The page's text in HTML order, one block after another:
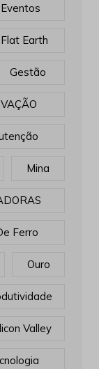
Flat Earth
Gestão
Mina
Ferro
Ouro
Valley